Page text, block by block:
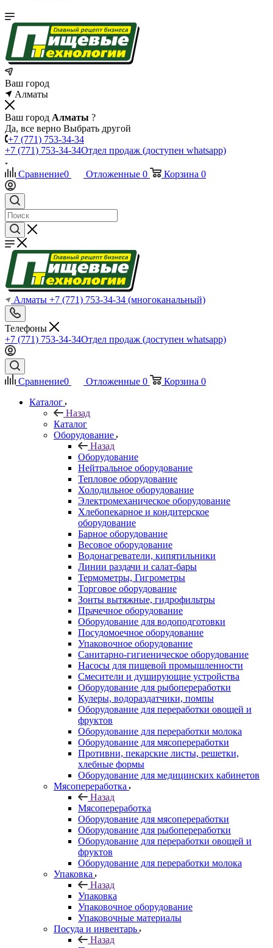
Ваш город
Алматы
Ваш город Алматы ?
Да, все верно Выбрать другой
+7 (771) 753-34-34
+7 (771) 753-34-34Отдел продаж (доступен whatsapp)
Сравнение0 Отложенные 0 Корзина 0
Алматы +7 (771) 753-34-34 (многоканальный)
Телефоны
+7 (771) 753-34-34Отдел продаж (доступен whatsapp)
Сравнение0 Отложенные 0 Корзина 0
Каталог
Назад
Каталог
Оборудование
Назад
Оборудование
Нейтральное оборудование
Тепловое оборудование
Холодильное оборудование
Электромеханическое оборудование
Хлебопекарное и кондитерское
оборудование
Барное оборудование
Весовое оборудование
Водонагреватели, кипятильники
Линии раздачи и салат-бары
Термометры, Гигрометры
Торговое оборудование
Зонты вытяжные, гидрофильтры
Прачечное оборудование
Оборудование для водоподготовки
Посудомоечное оборудование
Упаковочное оборудование
Санитарно-гигиеническое оборудование
Насосы для пищевой промышленности
Смесители и душирующие устройства
Оборудование для рыбопереработки
Кулеры, водораздатчики, помпы
Оборудование для переработки овощей и
фруктов
Оборудование для переработки молока
Оборудование для мясопереработки
Противни, пекарские листы, решетки,
хлебные формы
Оборудование для медицинских кабинетов
Мясопереработка
Назад
Мясопереработка
Оборудование для мясопереработки
Оборудование для рыбопереработки
Оборудование для переработки овощей и
фруктов
Оборудование для переработки молока
Упаковка
Назад
Упаковка
Упаковочное оборудование
Упаковочные материалы
Посуда и инвентарь
Назад